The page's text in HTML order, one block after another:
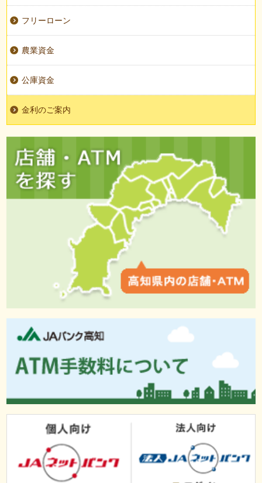
フリーローン
農業資金
公庫資金
金利のご案内